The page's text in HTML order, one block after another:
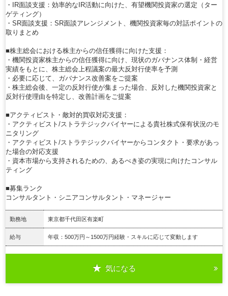
・IR面談支援：効率的なIR活動に向けた、有望機関投資家の選定（ター
ゲティング）
・SR面談支援：SR面談アレンジメント、機関投資家毎の対話ポイントの
取りまとめ
■株主総会における株主からの信任獲得に向けた支援：
・機関投資家株主からの信任獲得に向け、現状のガバナンス体制・経営
実績をもとに、株主総会上程議案の最大反対行使率を予測
・必要に応じて、ガバナンス改善案をご提案
・株主総会後、一定の反対行使が集まった場合、反対した機関投資家と
反対行使理由を特定し、改善計画をご提案
■アクティビスト・敵対的買収対応支援：
・アクティビスト/ストラテジックバイヤーによる貴社株式保有状況のモ
ニタリング
・アクティビスト/ストラテジックバイヤーからコンタクト・要求があっ
た場合の対応支援
・資本市場から支持されるための、あるべき姿の実現に向けたコンサル
ティング
■募集ランク
コンサルタント・シニアコンサルタント・マネージャー
勤務地 東京都千代田区有楽町
給与 年収：500万円～1500万円経験・スキルに応じて変動します
気になる